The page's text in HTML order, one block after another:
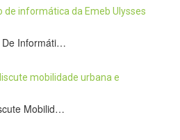
De Informáti…
Mobilid…